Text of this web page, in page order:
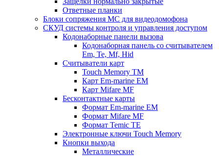
Ответные планки
Блоки сопряжения МС для видеодомофона
СКУД системы контроля и управления доступом
Кодонаборные панели вызова
Кодонаборная панель со считывателем
Em, Te, Mf, Hid
Считыватели карт
Touch Memory TM
Карт Em-marine EM
Карт Mifare MF
Бесконтактные карты
Формат Em-marine EM
Формат Mifare MF
Формат Temic TE
Электронные ключи Touch Memory
Кнопки выхода
Металлические